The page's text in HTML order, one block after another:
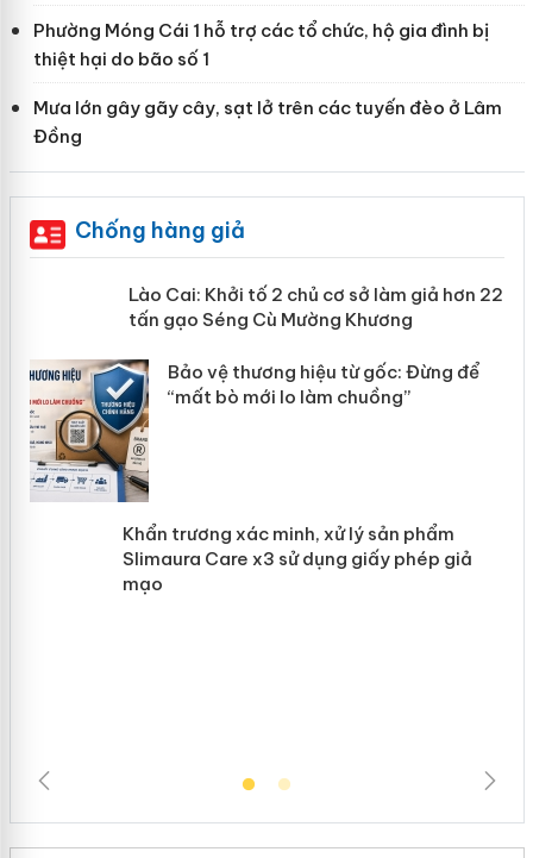
Phường Móng Cái 1 hỗ trợ các tổ chức, hộ gia đình bị
thiệt hại do bão số 1
Mưa lớn gây gãy cây, sạt lở trên các tuyến đèo ở Lâm
Đồng
Chống hàng giả
Lào Cai: Khởi tố 2 chủ cơ sở làm giả
hơn 22 tấn gạo Séng Cù Mường